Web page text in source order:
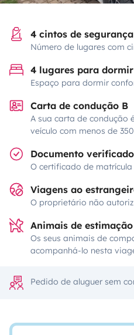
4 cintos de segurança
Número de lugares com
4 lugares para dormir
Espaço para dormir
Carta de condução B
A sua carta de condução
veículo com menos de
Documento verificado
O certificado de
Viagens ao
O proprietário não
Animais de
Os seus animais de
acompanhá-lo nesta
Pedido de aluguer sem